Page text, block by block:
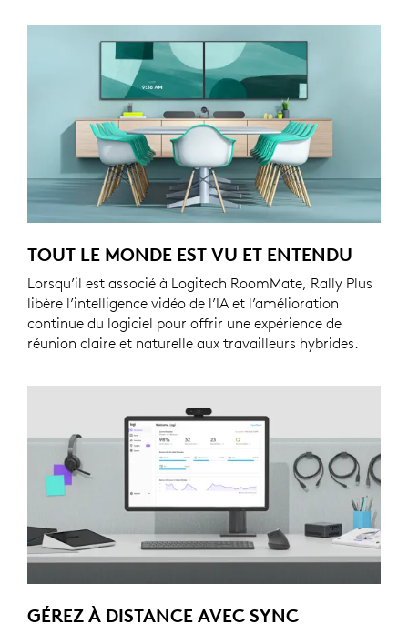
TOUT LE MONDE EST VU ET ENTENDU
Lorsqu’il est associé à Logitech RoomMate, Rally Plus
libère l’intelligence vidéo de l’IA et l’amélioration
continue du logiciel pour offrir une expérience de
réunion claire et naturelle aux travailleurs hybrides.
GÉREZ À DISTANCE AVEC SYNC